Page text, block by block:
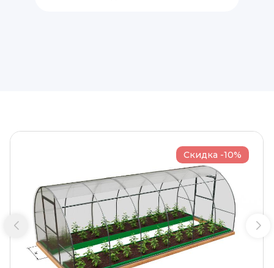
Скидка -10%